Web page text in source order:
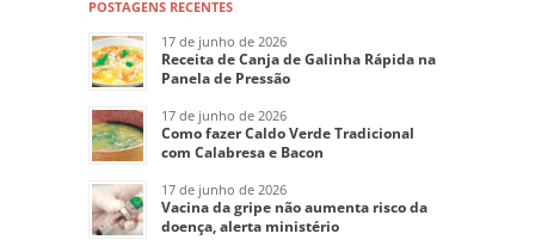
POSTAGENS RECENTES
17 de junho de 2026
Receita de Canja de Galinha Rápida na
Panela de Pressão
17 de junho de 2026
Como fazer Caldo Verde Tradicional
com Calabresa e Bacon
17 de junho de 2026
Vacina da gripe não aumenta risco da
doença, alerta ministério